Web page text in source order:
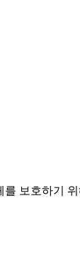
보호하기